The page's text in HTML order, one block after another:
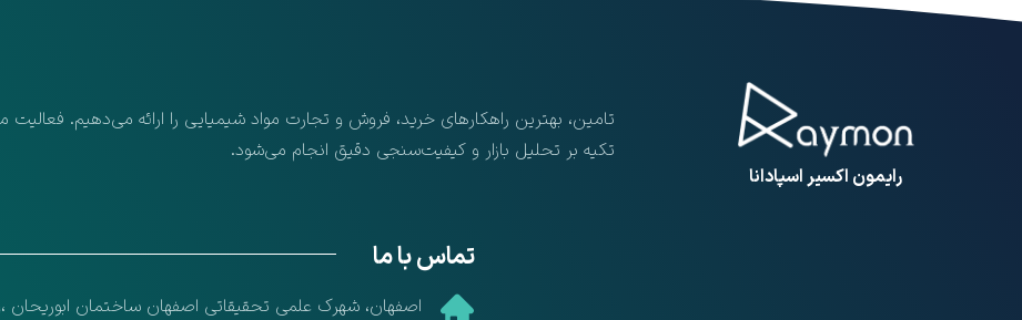
تامین، بهترین راهکارهای خرید، فروش و تجارت مواد شیمیایی را ارائه می‌دهیم.
تکیه بر تحلیل بازار و کیفیت‌سنجی دقیق انجام می‌شود.
​رایمون اکسیر اسپادانا
تماس با ما
​اصفهان، شهرک علمی تحقیقاتی اصفهان ساختمان ابوریحان